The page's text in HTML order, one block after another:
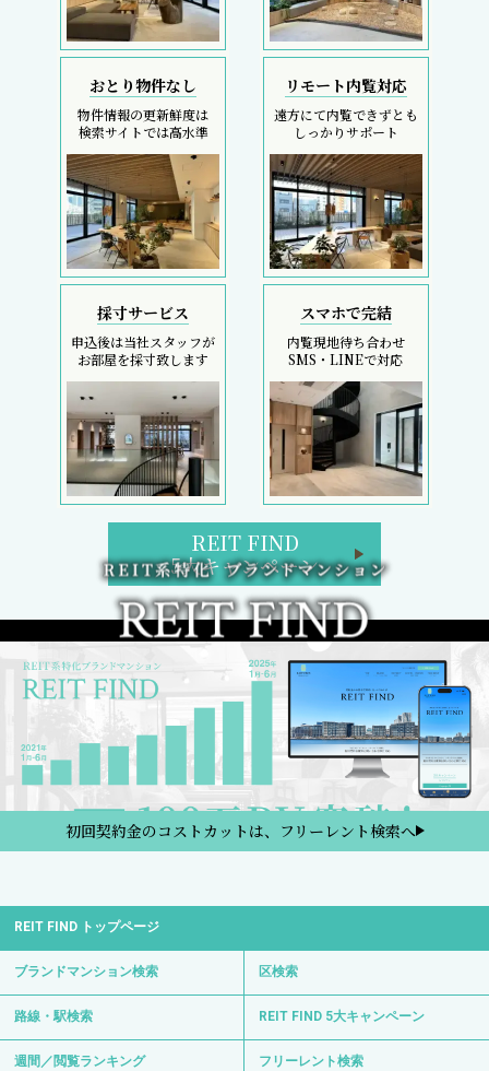
おとり物件なし
物件情報の更新鮮度は
検索サイトでは高水準
リモート内覧対応
遠方にて内覧できずとも
しっかりサポート
採寸サービス
申込後は当社スタッフが
お部屋を採寸致します
スマホで完結
内覧現地待ち合わせ
SMS・LINEで対応
REIT FIND
5大キャンペーン
初回契約金のコストカットは、フリーレント検索へ
REIT FIND トップページ
ブランドマンション検索 区検索
路線・駅検索 REIT FIND 5大キャンペーン
週間／閲覧ランキング フリーレント検索